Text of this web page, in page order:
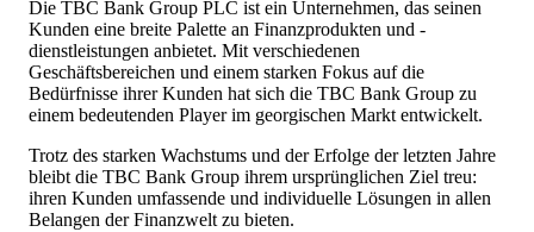
Die TBC Bank Group PLC ist ein Unternehmen, das seinen
Kunden eine breite Palette an Finanzprodukten und -
dienstleistungen anbietet. Mit verschiedenen
Geschäftsbereichen und einem starken Fokus auf die
Bedürfnisse ihrer Kunden hat sich die TBC Bank Group zu
einem bedeutenden Player im georgischen Markt entwickelt.
Trotz des starken Wachstums und der Erfolge der letzten Jahre
bleibt die TBC Bank Group ihrem ursprünglichen Ziel treu:
ihren Kunden umfassende und individuelle Lösungen in allen
Belangen der Finanzwelt zu bieten.